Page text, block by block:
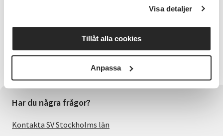
Visa detaljer
Tillåt alla cookies
Anpassa
Jazz/showdanslinjerna finns på olika nivåer och för
linjerna i maj, eventuella restplatser fylls i augusti och
Har du några frågor?
Kontakta SV Stockholms län